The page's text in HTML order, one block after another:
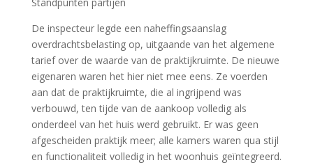
De inspecteur legde een naheffingsaanslag
overdrachtsbelasting op, uitgaande van het algemene
tarief over de waarde van de praktijkruimte. De nieuwe
eigenaren waren het hier niet mee eens. Ze voerden
aan dat de praktijkruimte, die al ingrijpend was
verbouwd, ten tijde van de aankoop volledig als
onderdeel van het huis werd gebruikt. Er was geen
afgescheiden praktijk meer; alle kamers waren qua stijl
en functionaliteit volledig in het woonhuis geïntegreerd.